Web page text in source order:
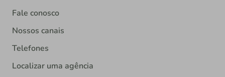
Fale conosco
Nossos canais
Telefones
Localizar uma agência